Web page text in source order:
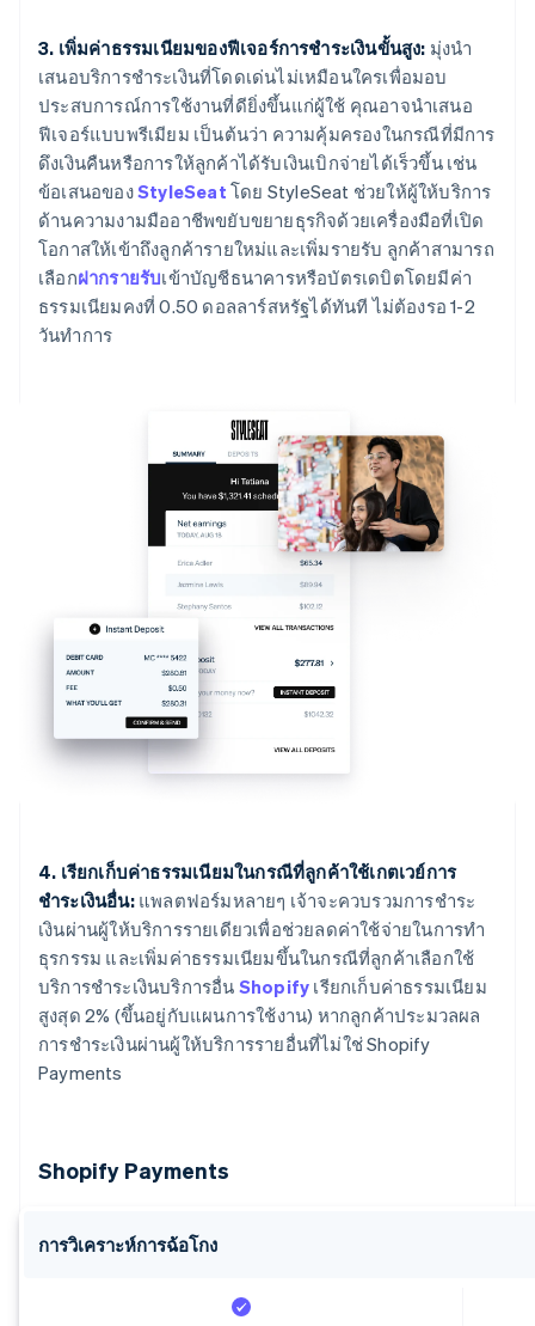
3. เพิ่มค่าธรรมเนียมของฟีเจอร์การชำระเงินขั้นสูง: มุ่งนำ
เสนอบริการชำระเงินที่โดดเด่นไม่เหมือนใครเพื่อมอบ
ประสบการณ์การใช้งานที่ดียิ่งขึ้นแก่ผู้ใช้ คุณอาจนำเสนอ
ฟีเจอร์แบบพรีเมียม เป็นต้นว่า ความคุ้มครองในกรณีที่มีการ
ดึงเงินคืนหรือการให้ลูกค้าได้รับเงินเบิกจ่ายได้เร็วขึ้น เช่น
ข้อเสนอของStyleSeat โดย StyleSeat ช่วยให้ผู้ให้บริการ
ด้านความงามมืออาชีพขยับขยายธุรกิจด้วยเครื่องมือที่เปิด
โอกาสให้เข้าถึงลูกค้ารายใหม่และเพิ่มรายรับ ลูกค้าสามารถ
เลือกฝากรายรับเข้าบัญชีธนาคารหรือบัตรเดบิตโดยมีค่า
ธรรมเนียมคงที่ 0.50 ดอลลาร์สหรัฐได้ทันที ไม่ต้องรอ 1-2
วันทำการ
4. เรียกเก็บค่าธรรมเนียมในกรณีที่ลูกค้าใช้เกตเวย์การ
ชำระเงินอื่น:แพลตฟอร์มหลายๆ เจ้าจะควบรวมการชำระ
เงินผ่านผู้ให้บริการรายเดียวเพื่อช่วยลดค่าใช้จ่ายในการทำ
ธุรกรรม และเพิ่มค่าธรรมเนียมขึ้นในกรณีที่ลูกค้าเลือกใช้
บริการชำระเงินบริการอื่น Shopify เรียกเก็บค่าธรรมเนียม
สูงสุด 2% (ขึ้นอยู่กับแผนการใช้งาน) หากลูกค้าประมวลผล
การชำระเงินผ่านผู้ให้บริการรายอื่นที่ไม่ใช่ Shopify
Payments
Shopify Payments
การวิเคราะห์การฉ้อโกง